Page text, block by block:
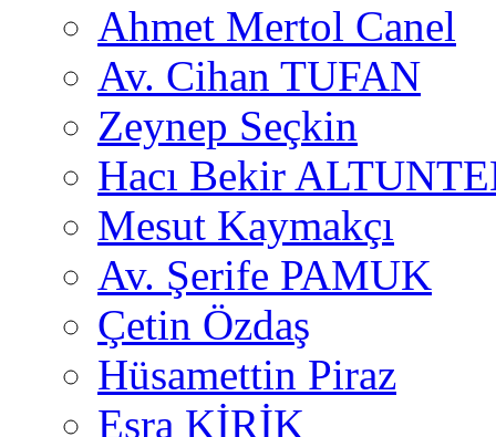
Ahmet Mertol Canel
Av. Cihan TUFAN
Zeynep Seçkin
Hacı Bekir
Mesut Kaymakçı
Av. Şerife PAMUK
Çetin Özdaş
Hüsamettin Piraz
Esra KİRİK